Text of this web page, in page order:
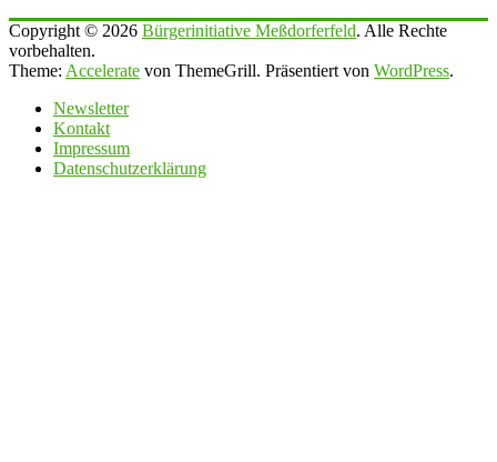
Copyright © 2026 Bürgerinitiative Meßdorferfeld. Alle Rechte
vorbehalten.
Theme: Accelerate von ThemeGrill. Präsentiert von WordPress.
Newsletter
Kontakt
Impressum
Datenschutzerklärung